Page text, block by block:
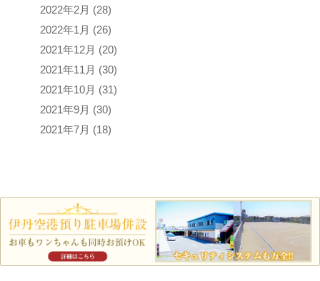
2022年2月 (28)
2022年1月 (26)
2021年12月 (20)
2021年11月 (30)
2021年10月 (31)
2021年9月 (30)
2021年7月 (18)